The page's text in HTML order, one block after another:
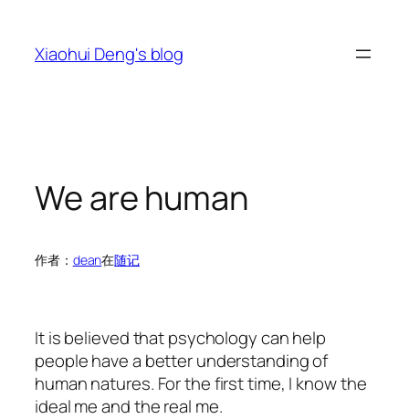
Xiaohui Deng's blog
We are human
作者： dean在随记
It is believed that psychology can help
people have a better understanding of
human natures. For the first time, I know the
ideal me and the real me.